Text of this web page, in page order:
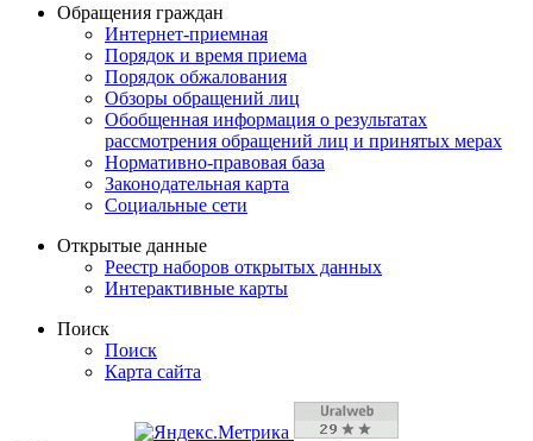
Обращения граждан
Интернет-приемная
Порядок и время приема
Порядок обжалования
Обзоры обращений лиц
Обобщенная информация о результатах
рассмотрения обращений лиц и принятых мерах
Нормативно-правовая база
Законодательная карта
Социальные сети
Открытые данные
Реестр наборов открытых данных
Интерактивные карты
Поиск
Поиск
Карта сайта